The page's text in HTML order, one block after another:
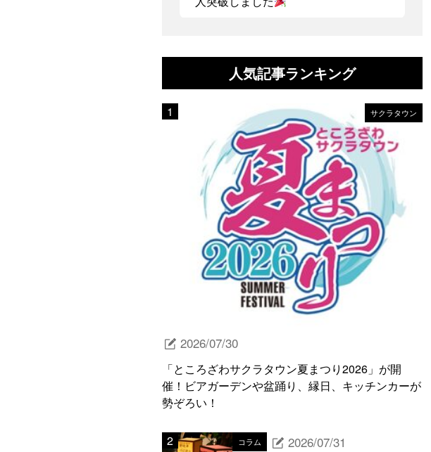
人気記事ランキング
サクラタウン
2026/07/30
「ところざわサクラタウン夏まつり2026」が開
催！ビアガーデンや盆踊り、縁日、キッチンカーが
勢ぞろい！
コラム 2026/07/31